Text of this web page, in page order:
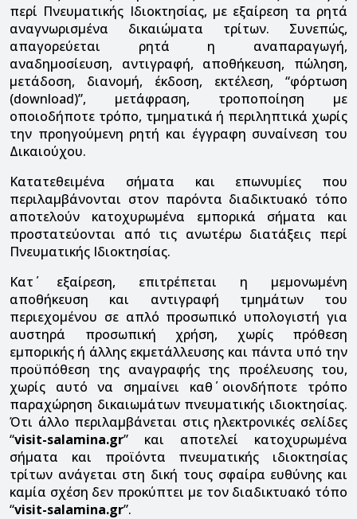
περί Πνευματικής Ιδιοκτησίας, με εξαίρεση τα ρητά
αναγνωρισμένα δικαιώματα τρίτων. Συνεπώς,
απαγορεύεται ρητά η αναπαραγωγή,
αναδημοσίευση, αντιγραφή, αποθήκευση, πώληση,
μετάδοση, διανομή, έκδοση, εκτέλεση, “φόρτωση
(download)”, μετάφραση, τροποποίηση με
οποιοδήποτε τρόπο, τμηματικά ή περιληπτικά χωρίς
την προηγούμενη ρητή και έγγραφη συναίνεση του
Δικαιούχου.
Κατατεθειμένα σήματα και επωνυμίες που
περιλαμβάνονται στον παρόντα διαδικτυακό τόπο
αποτελούν κατοχυρωμένα εμπορικά σήματα και
προστατεύονται από τις ανωτέρω διατάξεις περί
Πνευματικής Ιδιοκτησίας.
Κατ΄ εξαίρεση, επιτρέπεται η μεμονωμένη
αποθήκευση και αντιγραφή τμημάτων του
περιεχομένου σε απλό προσωπικό υπολογιστή για
αυστηρά προσωπική χρήση, χωρίς πρόθεση
εμπορικής ή άλλης εκμετάλλευσης και πάντα υπό την
προϋπόθεση της αναγραφής της προέλευσης του,
χωρίς αυτό να σημαίνει καθ΄ οιονδήποτε τρόπο
παραχώρηση δικαιωμάτων πνευματικής ιδιοκτησίας.
Ότι άλλο περιλαμβάνεται στις ηλεκτρονικές σελίδες
“visit-salamina.gr” και αποτελεί κατοχυρωμένα
σήματα και προϊόντα πνευματικής ιδιοκτησίας
τρίτων ανάγεται στη δική τους σφαίρα ευθύνης και
καμία σχέση δεν προκύπτει με τον διαδικτυακό τόπο
“visit-salamina.gr”.